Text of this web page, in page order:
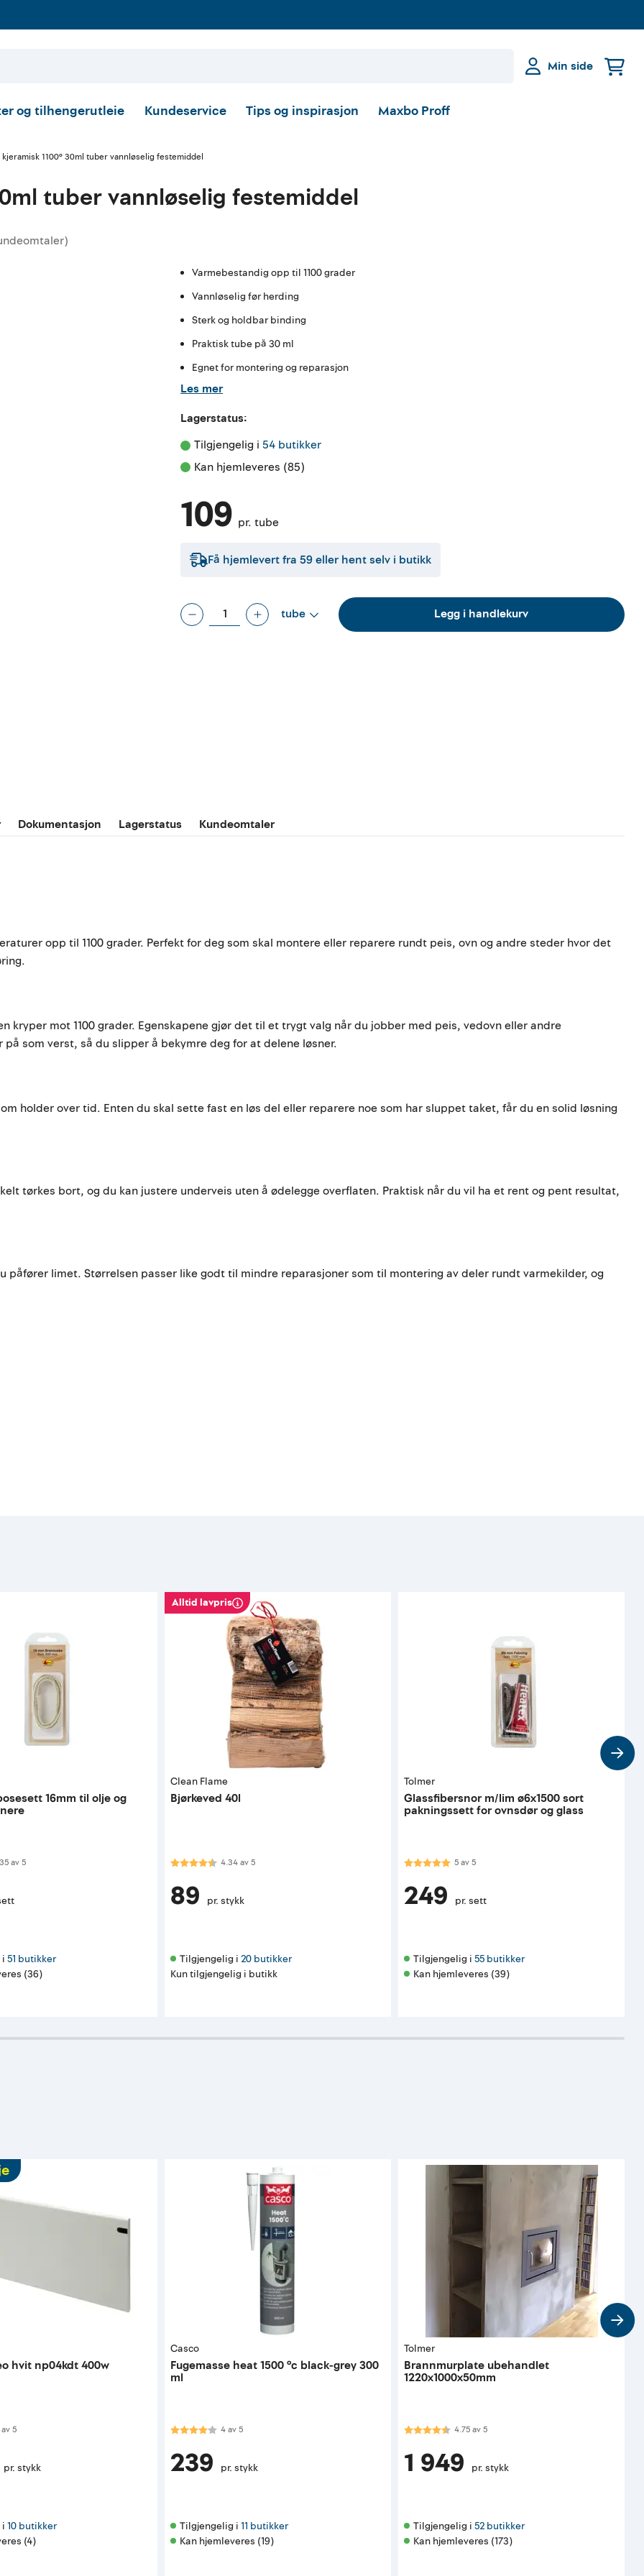
Min side
og tilhengerutleie Kundeservice Tips og inspirasjon Maxbo Proff
kjeramisk 1100° 30ml tuber vannløselig festemiddel
tuber vannløselig festemiddel
)
Varmebestandig opp til 1100 grader
Vannløselig før herding
Sterk og holdbar binding
Praktisk tube på 30 ml
Egnet for montering og reparasjon
Les mer
Lagerstatus:
Tilgjengelig i 54 butikker
Kan hjemleveres (85)
109 pr. tube
Få hjemlevert fra 59eller hent selv i butikk
tube Legg i handlekurv
Dokumentasjon Lagerstatus Kundeomtaler
opp til 1100 grader. Perfekt for deg som skal montere eller reparere rundt peis, ovn og andre steder hvor det
kryper mot 1100 grader. Egenskapene gjør det til et trygt valg når du jobber med peis, vedovn eller andre
som verst, så du slipper å bekymre deg for at delene løsner.
holder over tid. Enten du skal sette fast en løs del eller reparere noe som har sluppet taket, får du en solid løsning
tørkes bort, og du kan justere underveis uten å ødelegge overflaten. Praktisk når du vil ha et rent og pent resultat,
påfører limet. Størrelsen passer like godt til mindre reparasjoner som til montering av deler rundt varmekilder, og
16mm til olje og
av 5 mulige
av5
i 51 butikker
(36)
Alltid lavpris
Clean Flame
Bjørkeved 40l
Karakter:4.3 av 5 mulige
4.34av5
89 pr. stykk
Tilgjengelig i 20 butikker
Kun tilgjengelig i butikk
Tolmer
Glassfibersnor m/lim ø6x1500 sort
pakningssett for ovnsdør og glass
Karakter:5.0 av 5 mulige
5av5
249 pr. sett
Tilgjengelig i 55 butikker
Kan hjemleveres (39)
hvit np04kdt 400w
av 5 mulige
av5
pr. stykk
i 10 butikker
(4)
Casco
Fugemasse heat 1500 °c black-grey 300
ml
Karakter:4.0 av 5 mulige
4av5
239 pr. stykk
Tilgjengelig i 11 butikker
Kan hjemleveres (19)
Tolmer
Brannmurplate ubehandlet
1220x1000x50mm
Karakter:4.8 av 5 mulige
4.75av5
1 949 pr. stykk
Tilgjengelig i 52 butikker
Kan hjemleveres (173)